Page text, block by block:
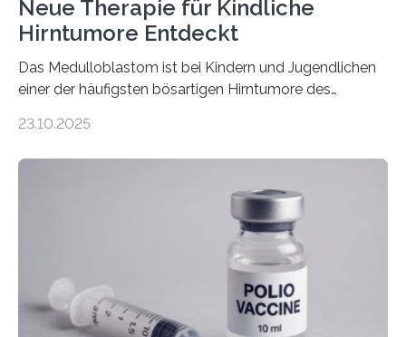
Neue Therapie für Kindliche
Hirntumore Entdeckt
Das Medulloblastom ist bei Kindern und Jugendlichen
einer der häufigsten bösartigen Hirntumore des
Betroffenen können mit heutigen Methoden geheilt
Dringend benötigt werden zielgerichtete Therapien, die
nur Tumorschwachstellen angreifen und normales
Gewebe verschonen. Forschende um Daniel Merk vom
Hertie-Institut für klinische Hirnforschung am
Universitätsklinikum Tübingen haben eine solche
Schwachstelle im Erbgut einer Untergruppe des
Medulloblastoms gefunden. Die Wilhelm Sander-
23.10.2025